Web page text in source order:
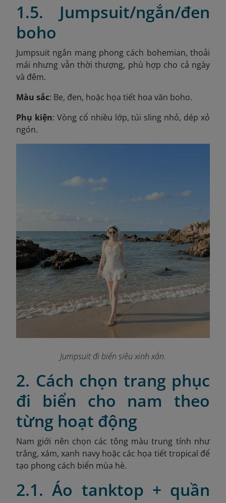
1.5. Jumpsuit/ngắn/đen
boho
Jumpsuit ngắn mang phong cách bohemian, thoải
mái nhưng vẫn thời thượng, phù hợp cho cả ngày
và đêm.
Màu sắc: Be, đen, hoặc họa tiết hoa văn boho.
Phụ kiện: Vòng cổ nhiều lớp, túi sling nhỏ, dép xỏ
ngón.
Jumpsuit đi biển siêu xinh xắn.
2. Cách chọn trang phục
đi biển cho nam theo
từng hoạt động
Nam giới nên chọn các tông màu trung tính như
trắng, xám, xanh navy hoặc các họa tiết tropical để
tạo phong cách biển mùa hè.
2.1. Áo tanktop + quần